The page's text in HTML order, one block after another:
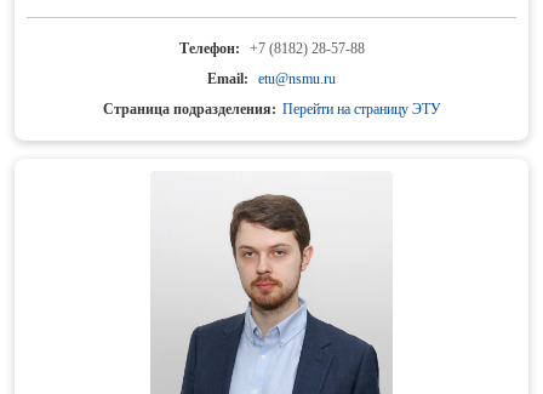
Телефон:
+7 (8182) 28-57-88
Email:
etu@nsmu.ru
Страница подразделения: Перейти на страницу ЭТУ